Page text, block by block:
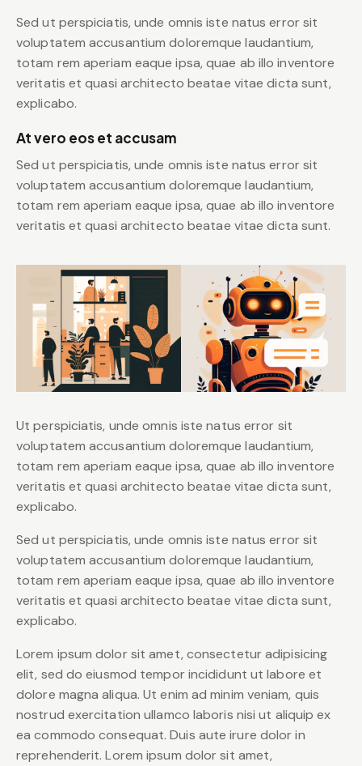
Sed ut perspiciatis, unde omnis iste natus error sit
voluptatem accusantium doloremque laudantium,
totam rem aperiam eaque ipsa, quae ab illo inventore
veritatis et quasi architecto beatae vitae dicta sunt,
explicabo.
At vero eos et accusam
Sed ut perspiciatis, unde omnis iste natus error sit
voluptatem accusantium doloremque laudantium,
totam rem aperiam eaque ipsa, quae ab illo inventore
veritatis et quasi architecto beatae vitae dicta sunt.
Ut perspiciatis, unde omnis iste natus error sit
voluptatem accusantium doloremque laudantium,
totam rem aperiam eaque ipsa, quae ab illo inventore
veritatis et quasi architecto beatae vitae dicta sunt,
explicabo.
Sed ut perspiciatis, unde omnis iste natus error sit
voluptatem accusantium doloremque laudantium,
totam rem aperiam eaque ipsa, quae ab illo inventore
veritatis et quasi architecto beatae vitae dicta sunt,
explicabo.
Lorem ipsum dolor sit amet, consectetur adipisicing
elit, sed do eiusmod tempor incididunt ut labore et
dolore magna aliqua. Ut enim ad minim veniam, quis
nostrud exercitation ullamco laboris nisi ut aliquip ex
ea commodo consequat. Duis aute irure dolor in
reprehenderit. Lorem ipsum dolor sit amet,